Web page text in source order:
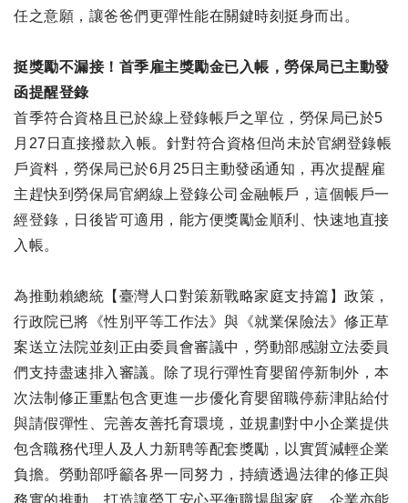
任之意願，讓爸爸們更彈性能在關鍵時刻挺身而出。
挺獎勵不漏接！首季雇主獎勵金已入帳，勞保局已主動發
函提醒登錄
首季符合資格且已於線上登錄帳戶之單位，勞保局已於5
月27日直接撥款入帳。針對符合資格但尚未於官網登錄帳
戶資料，勞保局已於6月25日主動發函通知，再次提醒雇
主趕快到勞保局官網線上登錄公司金融帳戶，這個帳戶一
經登錄，日後皆可適用，能方便獎勵金順利、快速地直接
入帳。
為推動賴總統【臺灣人口對策新戰略家庭支持篇】政策，
行政院已將《性別平等工作法》與《就業保險法》修正草
案送立法院並刻正由委員會審議中，勞動部感謝立法委員
們支持盡速排入審議。除了現行彈性育嬰留停新制外，本
次法制修正重點包含更進一步優化育嬰留職停薪津貼給付
與請假彈性、完善友善托育環境，並規劃對中小企業提供
包含職務代理人及人力新聘等配套獎勵，以實質減輕企業
負擔。勞動部呼籲各界一同努力，持續透過法律的修正與
務實的推動，打造讓勞工安心平衡職場與家庭、企業亦能